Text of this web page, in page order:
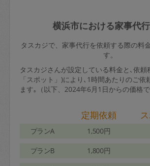
横浜市における家事代
タスカジで、家事代行を依頼する際の料
す。
タスカジさんが設定している料金と､依
「スポット」)により､1時間あたりのご依
ます｡（以下、2024年6月1日からの価格で
定期依頼
プランA 1,500円
プランB 1,800円